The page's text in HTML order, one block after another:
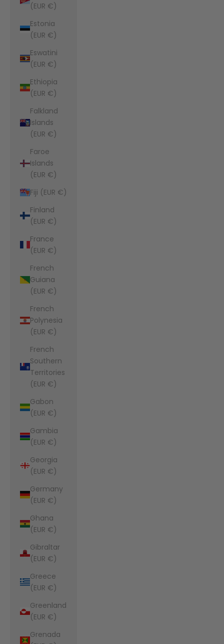
(EUR €)
Estonia
(EUR €)
Eswatini
(EUR €)
Ethiopia
(EUR €)
Falkland
Islands
(EUR €)
Faroe
Islands
(EUR €)
Fiji (EUR €)
Finland
(EUR €)
France
(EUR €)
French
Guiana
(EUR €)
French
Polynesia
(EUR €)
French
Southern
Territories
(EUR €)
Gabon
(EUR €)
Gambia
(EUR €)
Georgia
(EUR €)
Germany
(EUR €)
Ghana
(EUR €)
Gibraltar
(EUR €)
Greece
(EUR €)
Greenland
(EUR €)
Grenada